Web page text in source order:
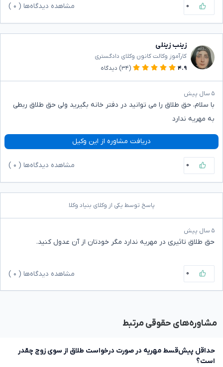
۰ مشاهده دیدگاه‌ها ( ۰
زینب زینلی
کارآموز وکالت کانون وکلای دادگستری
۴.۹
(۳۴) دیدگاه
۵ سال پیش
با سلام، حق طلاق را می توانید در دفتر خانه بگیرید ولی حق طلاق ربطی
به مهریه ندارد
دریافت مشاوره از این وکیل
۰ مشاهده دیدگاه‌ها ( ۰
پاسخ توسط یکی از وکلای بنیاد وکلا
۵ سال پیش
حق طلاق تاثیری در مهریه ندارد مگر خودتان از آن عدول کنید.
۰ مشاهده دیدگاه‌ها ( ۰
مشاوره‌های حقوقی مرتبط
حداقل پیش‌قسط مهریه در صورت درخواست طلاق از سوی زوج چقدر
است؟